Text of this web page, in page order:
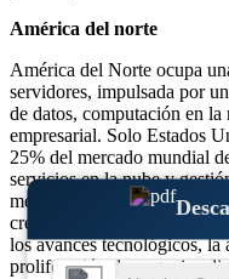
América del norte
América del Norte ocupa
servidores, impulsada por
de datos, computación en
empresarial. Solo Estados
25% del mercado mundial
servicios en la nube y
mercado en América del
crecimiento constante de
los avances tecnológicos,
proliferación de negocios